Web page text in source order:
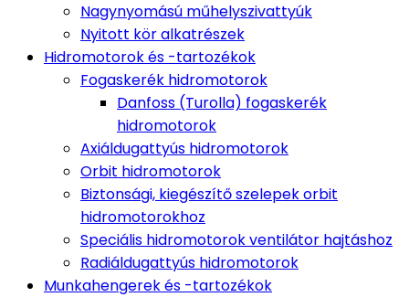
Nagynyomású műhelyszivattyúk
Nyitott kör alkatrészek
Hidromotorok és -tartozékok
Fogaskerék hidromotorok
Danfoss (Turolla) fogaskerék
hidromotorok
Axiáldugattyús hidromotorok
Orbit hidromotorok
Biztonsági, kiegészítő szelepek orbit
hidromotorokhoz
Speciális hidromotorok ventilátor hajtáshoz
Radiáldugattyús hidromotorok
Munkahengerek és -tartozékok